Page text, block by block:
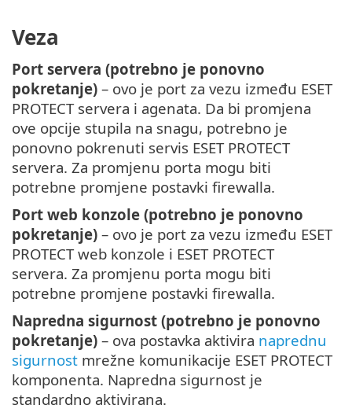
Veza
Port servera (potrebno je ponovno
pokretanje) – ovo je port za vezu između ESET
PROTECT servera i agenata. Da bi promjena
ove opcije stupila na snagu, potrebno je
ponovno pokrenuti servis ESET PROTECT
servera. Za promjenu porta mogu biti
potrebne promjene postavki firewalla.
Port web konzole (potrebno je ponovno
pokretanje) – ovo je port za vezu između ESET
PROTECT web konzole i ESET PROTECT
servera. Za promjenu porta mogu biti
potrebne promjene postavki firewalla.
Napredna sigurnost (potrebno je ponovno
pokretanje) – ova postavka aktivira naprednu
sigurnost mrežne komunikacije ESET PROTECT
komponenta. Napredna sigurnost je
standardno aktivirana.